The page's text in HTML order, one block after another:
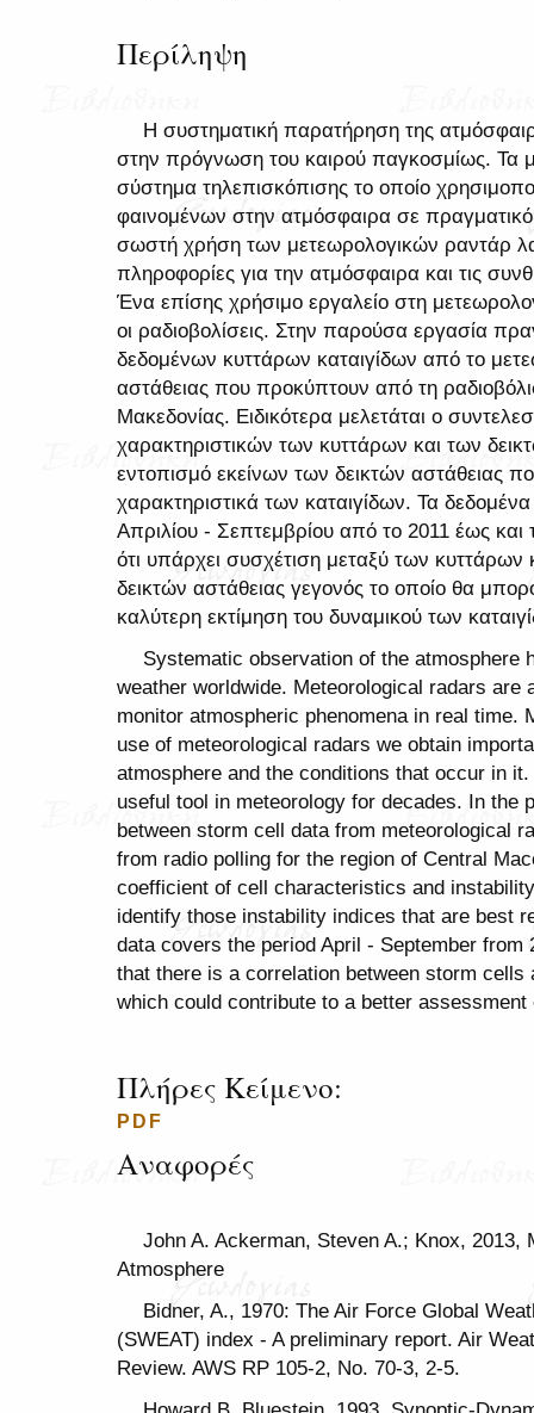
Περίληψη
Η συστηματική παρατήρηση της
στην πρόγνωση του καιρού παγκοσμίως. Τα
σύστημα τηλεπισκόπισης το οποίο
φαινομένων στην ατμόσφαιρα σε
σωστή χρήση των μετεωρολογικών ραντάρ
πληροφορίες για την ατμόσφαιρα και τις
Ένα επίσης χρήσιμο εργαλείο στη
οι ραδιοβολίσεις. Στην παρούσα εργασία
δεδομένων κυττάρων καταιγίδων από το
αστάθειας που προκύπτουν από τη
Μακεδονίας. Ειδικότερα μελετάται ο
χαρακτηριστικών των κυττάρων και των
εντοπισμό εκείνων των δεικτών αστάθειας
χαρακτηριστικά των καταιγίδων. Τα
Απριλίου - Σεπτεμβρίου από το 2011 έως και
ότι υπάρχει συσχέτιση μεταξύ των κυττάρων
δεικτών αστάθειας γεγονός το οποίο θα
καλύτερη εκτίμηση του δυναμικού των
Systematic observation of the atmosphere
weather worldwide. Meteorological radars are
monitor atmospheric phenomena in real time.
use of meteorological radars we obtain
atmosphere and the conditions that occur in
useful tool in meteorology for decades. In the
between storm cell data from meteorological
from radio polling for the region of Central
coefficient of cell characteristics and
identify those instability indices that are best
data covers the period April - September from
that there is a correlation between storm
which could contribute to a better
Πλήρες Κείμενο:
PDF
Αναφορές
John A. Ackerman, Steven A.; Knox, 2013,
Atmosphere
Bidner, A., 1970: The Air Force Global
(SWEAT) index - A preliminary report. Air
Review. AWS RP 105-2, No. 70-3, 2-5.